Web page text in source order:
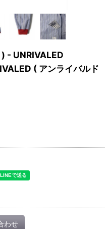
- UNRIVALED
( アンライバルド
わせ